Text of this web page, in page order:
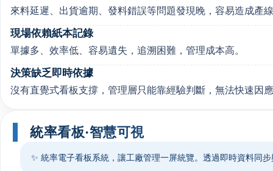
來料延遲、出貨逾期、發料錯誤等問題發現晚，容易造成產
現場依賴紙本記錄
單據多、效率低、容易遺失，追溯困難，管理成本高。
決策缺乏即時依據
沒有直覺式看板支撐，管理層只能靠經驗判斷，無法快速因
統率看板·智慧可視
✨ 統率電子看板系統，讓工廠管理一屏統覽。透過即時資料同